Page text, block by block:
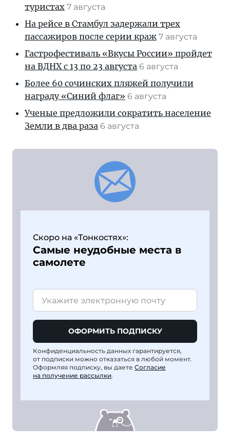
туристах 7 августа
На рейсе в Стамбул задержали трех
пассажиров после серии краж 7 августа
Гастрофестиваль «Вкусы России» пройдет
на ВДНХ с 13 по 23 августа 6 августа
Более 60 сочинских пляжей получили
награду «Синий флаг» 6 августа
Ученые предложили сократить население
Земли в два раза 6 августа
Скоро на «Тонкостях»:
Самые неудобные места в
самолете
ОФОРМИТЬ ПОДПИСКУ
Конфиденциальность данных гарантируется,
от подписки можно отказаться в любой момент.
Оформляя подписку, вы даете Согласие
на получение рассылки.